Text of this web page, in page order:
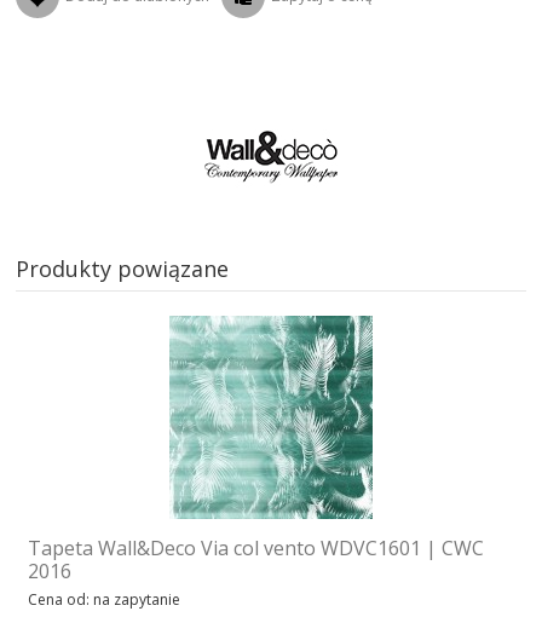
Produkty powiązane
Tapeta Wall&Deco Via col vento WDVC1601 | CWC
2016
Cena od: na zapytanie